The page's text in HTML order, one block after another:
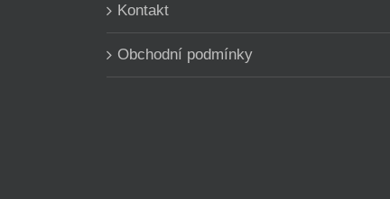
Kontakt
Obchodní podmínky